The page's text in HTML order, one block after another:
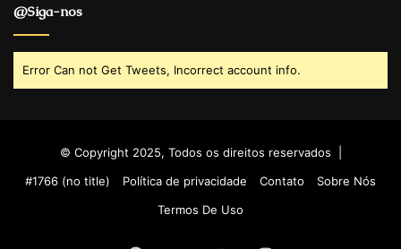
@Siga-nos
Error Can not Get Tweets, Incorrect account info.
© Copyright 2025, Todos os direitos reservados |
#1766 (no title)
Política de privacidade Contato
Sobre Nós
Termos De Uso